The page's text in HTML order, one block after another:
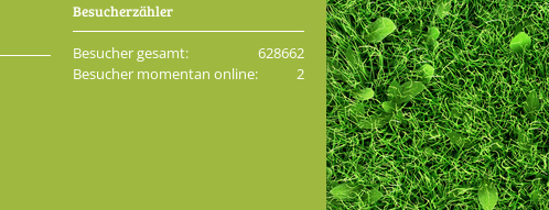
Besucherzähler
628662
Besucher gesamt:
2
Besucher momentan online: